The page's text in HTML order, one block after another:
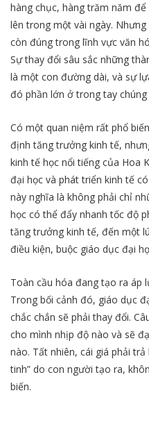
hàng chục, hàng trăm năm
lên trong một vài ngày.
còn đúng trong lĩnh vực văn
Sự thay đổi sâu sắc những
là một con đường dài, và sự
đó phần lớn ở trong tay chúng
Có một quan niệm rất phổ
định tăng trưởng kinh tế,
kinh tế học nổi tiếng của Hoa
đại học và phát triển kinh tế
này nghĩa là không phải chỉ
học có thể đẩy nhanh tốc độ
tăng trưởng kinh tế, đến một
điều kiện, buộc giáo dục đại
Toàn cầu hóa đang tạo ra áp
Trong bối cảnh đó, giáo dục
chắc chắn sẽ phải thay đổi.
cho mình nhịp độ nào và sẽ
nào. Tất nhiên, cái giá phải
tinh” do con người tạo ra,
biến.